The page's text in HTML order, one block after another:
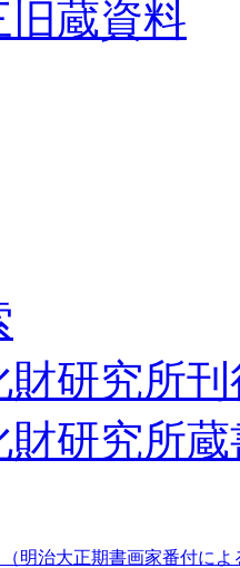
旧蔵資料
財研究所
研究所
明治大正期書画家番付によ